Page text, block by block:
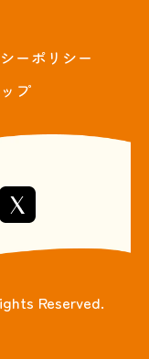
ーポリシー
プ
Reserved.